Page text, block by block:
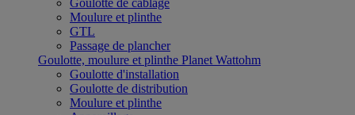
Goulotte de câblage
Moulure et plinthe
GTL
Passage de plancher
Goulotte, moulure et plinthe Planet Wattohm
Goulotte d'installation
Goulotte de distribution
Moulure et plinthe